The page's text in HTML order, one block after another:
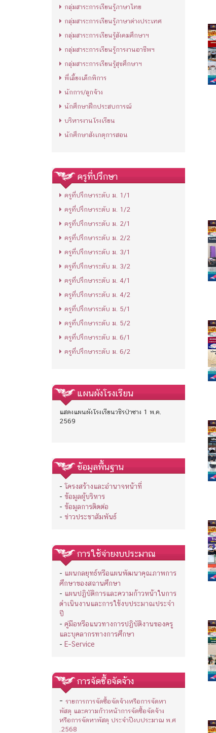
กลุ่มสาระการเรียนรู้ภาษาไทย
กลุ่มสาระการเรียนรู้ภาษาต่างประเทศ
กลุ่มสาระการเรียนรู้สังคมศึกษาฯ
กลุ่มสาระการเรียนรู้การงานอาชีพฯ
กลุ่มสาระการเรียนรู้สุขศึกษาฯ
พี่เลี้ยงเด็กพิการ
นักการ/ลูกจ้าง
นักศึกษาฝึกประสบการณ์
บริหารงานโรงเรียน
นักศึกษาสังเกตุการสอน
ครูที่ปรึกษา
ครูที่ปรึกษาระดับ ม. 1/1
ครูที่ปรึกษาระดับ ม. 1/2
ครูที่ปรึกษาระดับ ม. 2/1
ครูที่ปรึกษาระดับ ม. 2/2
ครูที่ปรึกษาระดับ ม. 3/1
ครูที่ปรึกษาระดับ ม. 3/2
ครูที่ปรึกษาระดับ ม. 4/1
ครูที่ปรึกษาระดับ ม. 4/2
ครูที่ปรึกษาระดับ ม. 5/1
ครูที่ปรึกษาระดับ ม. 5/2
ครูที่ปรึกษาระดับ ม. 6/1
ครูที่ปรึกษาระดับ ม. 6/2
แผนผังโรงเรียน
แสดงแผนผังโรงเรียนวชิรป่าซาง 1 พ.ค.
2569
ข้อมูลพื้นฐาน
- โครงสร้างและอำนาจหน้าที่
- ข้อมูลผู้บริหาร
- ข้อมูลการติดต่อ
- ข่าวประชาสัมพันธ์
การใช้จ่ายงบประมาณ
- แผนกลยุทธ์หรือแผนพัฒนาคุณภาพการ
ศึกษาของสถานศึกษา
- แผนปฏิบัติการและความก้าวหน้าในการ
ดำเนินงานและการใช้งบประมาณประจำ
ปี
- คู่มือหรือแนวทางการปฏิบัติงานของครู
และบุคลากรทางการศึกษา
- E–Service
การจัดซื้อจัดจ้าง
- รายการการจัดซื้อจัดจ้างหรือการจัดหา
พัสดุ และความก้าวหน้าการจัดซื้อจัดจ้าง
หรือการจัดหาพัสดุ ประจำปีงบประมาณ พ.ศ
.2568